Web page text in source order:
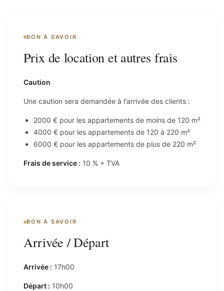
BON À SAVOIR
Prix de location et autres frais
Caution
Une caution sera demandée à l'arrivée des clients :
2000 € pour les appartements de moins de 120 m²
4000 € pour les appartements de 120 à 220 m²
6000 € pour les appartements de plus de 220 m²
Frais de service : 10 % + TVA
BON À SAVOIR
Arrivée / Départ
Arrivée : 17h00
Départ : 10h00